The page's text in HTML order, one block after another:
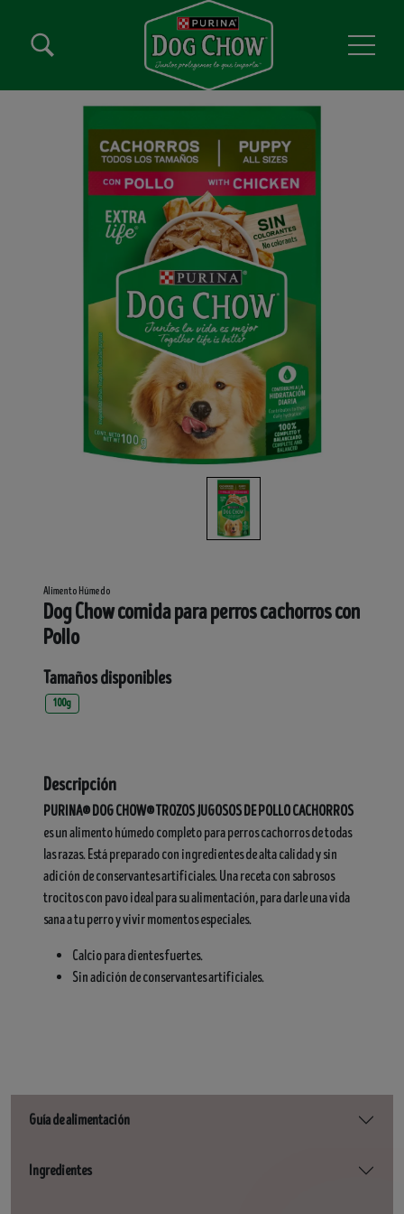
Menú secundario Dog Chow
Menú Principal Dog Chow
Alimento Húmedo
Dog Chow comida para perros cachorros con
Pollo
Tamaños disponibles
100g
Descripción
PURINA® DOG CHOW® TROZOS JUGOSOS DE POLLO CACHORROS
es un alimento húmedo completo para perros cachorros de todas
las razas. Está preparado con ingredientes de alta calidad y sin
adición de conservantes artificiales. Una receta con sabrosos
trocitos con pavo ideal para su alimentación, para darle una vida
sana a tu perro y vivir momentos especiales.
Calcio para dientes fuertes.
Sin adición de conservantes artificiales.
Guía de alimentación
Ingredientes